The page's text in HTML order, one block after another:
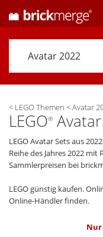
< LEGO Themen <Avatar
LEGO®
LEGO Avatar Sets aus
Reihe des Jahres 2022
Sammlerpreisen bei
LEGO günstig kaufen.
Online-Händler finden.
Preisvergleich
Themen/ Händler
Einstellungen